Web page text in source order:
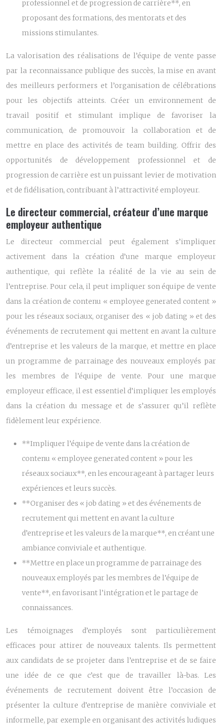
professionnel et de progression de carrière**, en
proposant des formations, des mentorats et des
missions stimulantes.
La valorisation des réalisations de l’équipe de vente passe
par la reconnaissance publique des succès, la mise en avant
des meilleurs performers et l’organisation de célébrations
pour les objectifs atteints. Créer un environnement de
travail positif et stimulant implique de favoriser la
communication, de promouvoir la collaboration et de
mettre en place des activités de team building. Offrir des
opportunités de développement professionnel et de
progression de carrière est un puissant levier de motivation
et de fidélisation, contribuant à l’attractivité employeur.
Le directeur commercial, créateur d’une marque
employeur authentique
Le directeur commercial peut également s’impliquer
activement dans la création d’une marque employeur
authentique, qui reflète la réalité de la vie au sein de
l’entreprise. Pour cela, il peut impliquer son équipe de vente
dans la création de contenu « employee generated content »
pour les réseaux sociaux, organiser des « job dating » et des
événements de recrutement qui mettent en avant la culture
d’entreprise et les valeurs de la marque, et mettre en place
un programme de parrainage des nouveaux employés par
les membres de l’équipe de vente. Pour une marque
employeur efficace, il est essentiel d’impliquer les employés
dans la création du message et de s’assurer qu’il reflète
fidèlement leur expérience.
**Impliquer l’équipe de vente dans la création de
contenu « employee generated content » pour les
réseaux sociaux**, en les encourageant à partager leurs
expériences et leurs succès.
**Organiser des « job dating » et des événements de
recrutement qui mettent en avant la culture
d’entreprise et les valeurs de la marque**, en créant une
ambiance conviviale et authentique.
**Mettre en place un programme de parrainage des
nouveaux employés par les membres de l’équipe de
vente**, en favorisant l’intégration et le partage de
connaissances.
Les témoignages d’employés sont particulièrement
efficaces pour attirer de nouveaux talents. Ils permettent
aux candidats de se projeter dans l’entreprise et de se faire
une idée de ce que c’est que de travailler là-bas. Les
événements de recrutement doivent être l’occasion de
présenter la culture d’entreprise de manière conviviale et
informelle, par exemple en organisant des activités ludiques